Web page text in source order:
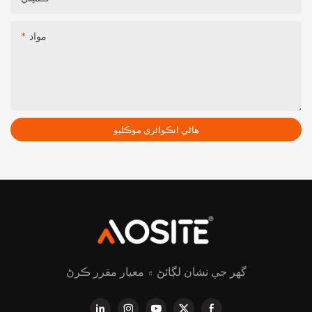
مواد
هاڻي انڪوائري موڪليو
گھر جي نشان لڳائڻ ۾ معيار مقرر ڪرڻ